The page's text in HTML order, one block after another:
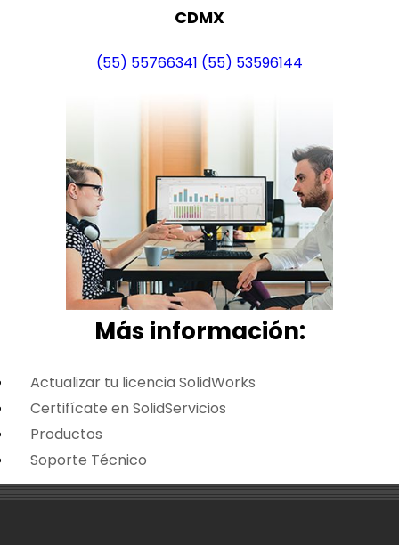
CDMX
(55) 55766341 (55) 53596144
Más información:
Actualizar tu licencia SolidWorks
Certifícate en SolidServicios
Productos
Soporte Técnico